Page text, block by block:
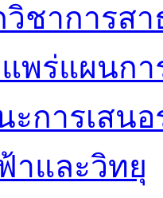
วิชาการส
พร่แผนกา
ะการเสน
และวิทยุ